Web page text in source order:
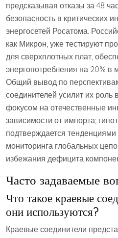
предсказывая отказы за 48
безопасность в критических
энергосетей Росатома.
как Микрон, уже тестируют
для сверхплотных плат,
энергопотребления на 20% в
Общий вывод по
соединителей усилит их роль
фокусом на отечественные
зависимости от импорта;
подтверждается тенденциями
мониторинга глобальных
избежания дефицита
Часто задаваемые
Что такое краевые
они используются?
Краевые соединители